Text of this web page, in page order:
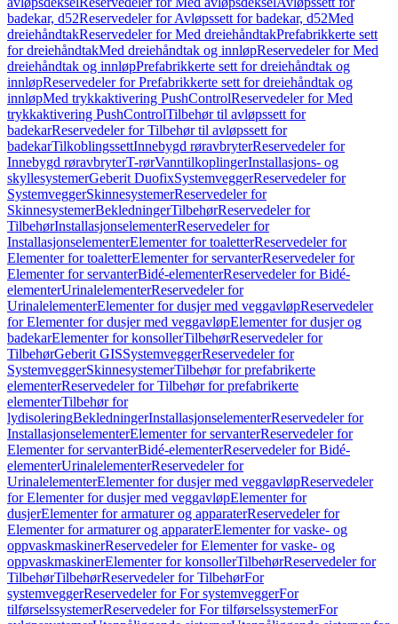
badekar, d52Reservedeler for Avløpssett for badekar, d52Med
dreiehåndtakReservedeler for Med dreiehåndtakPrefabrikkerte sett
for dreiehåndtakMed dreiehåndtak og innløpReservedeler for Med
dreiehåndtak og innløpPrefabrikkerte sett for dreiehåndtak og
innløpReservedeler for Prefabrikkerte sett for dreiehåndtak og
innløpMed trykkaktivering PushControlReservedeler for Med
trykkaktivering PushControlTilbehør til avløpssett for
badekarReservedeler for Tilbehør til avløpssett for
badekarTilkoblingssettInnebygd røravbryterReservedeler for
Innebygd røravbryterT-rørVanntilkoplingerInstallasjons- og
skyllesystemerGeberit DuofixSystemveggerReservedeler for
SystemveggerSkinnesystemerReservedeler for
SkinnesystemerBekledningerTilbehørReservedeler for
TilbehørInstallasjonselementerReservedeler for
InstallasjonselementerElementer for toaletterReservedeler for
Elementer for toaletterElementer for servanterReservedeler for
Elementer for servanterBidé-elementerReservedeler for Bidé-
elementerUrinalelementerReservedeler for
UrinalelementerElementer for dusjer med veggavløpReservedeler
for Elementer for dusjer med veggavløpElementer for dusjer og
badekarElementer for konsollerTilbehørReservedeler for
TilbehørGeberit GISSystemveggerReservedeler for
SystemveggerSkinnesystemerTilbehør for prefabrikerte
elementerReservedeler for Tilbehør for prefabrikerte
elementerTilbehør for
lydisoleringBekledningerInstallasjonselementerReservedeler for
InstallasjonselementerElementer for servanterReservedeler for
Elementer for servanterBidé-elementerReservedeler for Bidé-
elementerUrinalelementerReservedeler for
UrinalelementerElementer for dusjer med veggavløpReservedeler
for Elementer for dusjer med veggavløpElementer for
dusjerElementer for armaturer og apparaterReservedeler for
Elementer for armaturer og apparaterElementer for vaske- og
oppvaskmaskinerReservedeler for Elementer for vaske- og
oppvaskmaskinerElementer for konsollerTilbehørReservedeler for
TilbehørTilbehørReservedeler for TilbehørFor
systemveggerReservedeler for For systemveggerFor
tilførselssystemerReservedeler for For tilførselssystemerFor